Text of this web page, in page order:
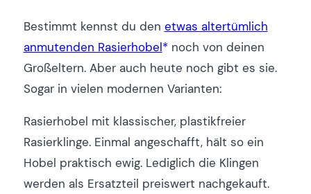
Bestimmt kennst du den etwas altertümlich
anmutenden Rasierhobel
noch von deinen
Großeltern. Aber auch heute noch gibt es sie.
Sogar in vielen modernen Varianten:
Rasierhobel mit klassischer, plastikfreier
Rasierklinge. Einmal angeschafft, hält so ein
Hobel praktisch ewig. Lediglich die Klingen
werden als Ersatzteil preiswert nachgekauft.